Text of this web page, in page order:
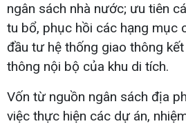
ngân sách nhà nước; ưu tiên
tu bổ, phục hồi các hạng mục
đầu tư hệ thống giao thông
thông nội bộ của khu di tích.
Vốn từ nguồn ngân sách địa
việc thực hiện các dự án,